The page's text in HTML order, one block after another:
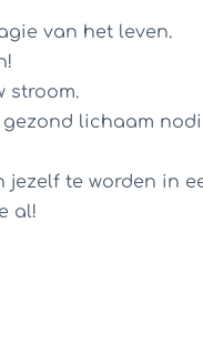
van het leven.
stroom.
lichaam
jezelf te worden in
al!